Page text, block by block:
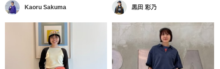
Kaoru Sakuma 黒田 彩乃